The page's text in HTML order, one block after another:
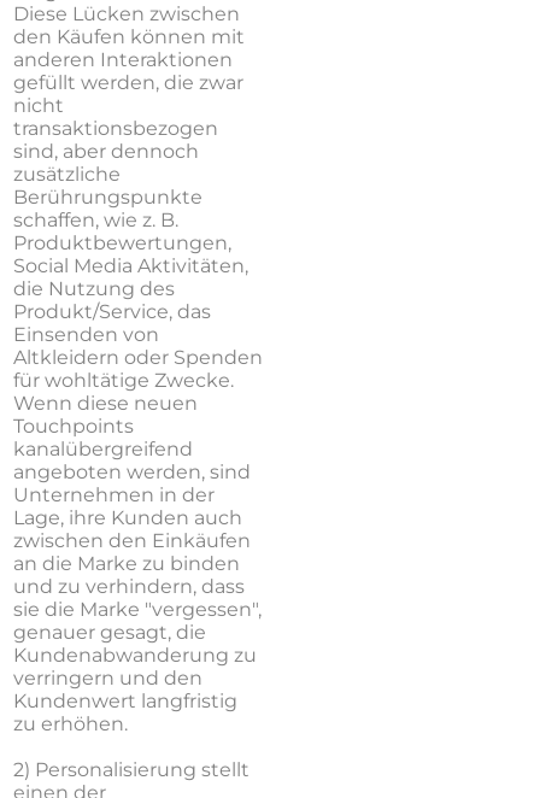
Diese Lücken zwischen
den Käufen können mit
anderen Interaktionen
gefüllt werden, die zwar
nicht
transaktionsbezogen
sind, aber dennoch
zusätzliche
Berührungspunkte
schaffen, wie z. B.
Produktbewertungen,
Social Media Aktivitäten,
die Nutzung des
Produkt/Service, das
Einsenden von
Altkleidern oder Spenden
für wohltätige Zwecke.
Wenn diese neuen
Touchpoints
kanalübergreifend
angeboten werden, sind
Unternehmen in der
Lage, ihre Kunden auch
zwischen den Einkäufen
an die Marke zu binden
und zu verhindern, dass
sie die Marke "vergessen",
genauer gesagt, die
Kundenabwanderung zu
verringern und den
Kundenwert langfristig
zu erhöhen.
2) Personalisierung stellt
einen der